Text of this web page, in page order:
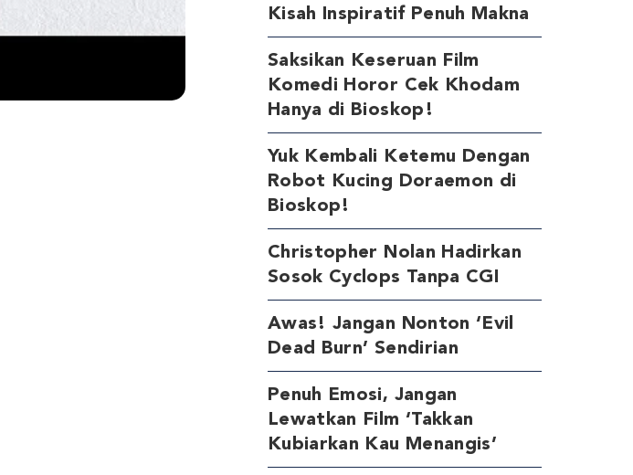
Kisah Inspiratif Penuh Makna
Saksikan Keseruan Film
Komedi Horor Cek Khodam
Hanya di Bioskop!
Yuk Kembali Ketemu Dengan
Robot Kucing Doraemon di
Bioskop!
Christopher Nolan Hadirkan
Sosok Cyclops Tanpa CGI
Awas! Jangan Nonton ‘Evil
Dead Burn’ Sendirian
Penuh Emosi, Jangan
Lewatkan Film ‘Takkan
Kubiarkan Kau Menangis’